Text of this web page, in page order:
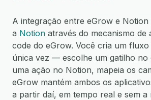
A integração entre eGrow e Notion
a Notion através do mecanismo de
code do eGrow. Você cria um
única vez — escolhe um gatilho no
uma ação no Notion, mapeia os
eGrow mantém ambos os
a partir daí, em tempo real e sem a